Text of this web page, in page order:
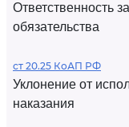
Ответственность
обязательства
ст 20.25 КоАП РФ
Уклонение от
наказания